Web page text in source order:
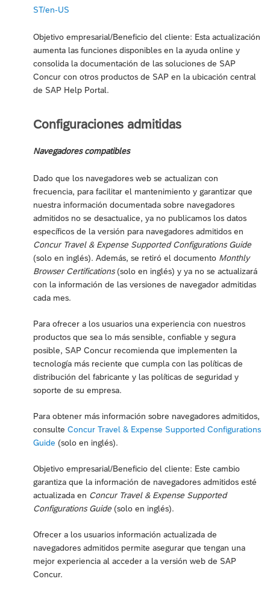
ST/en-US
Objetivo empresarial/Beneficio del cliente: Esta actualización
aumenta las funciones disponibles en la ayuda online y
consolida la documentación de las soluciones de SAP
Concur con otros productos de SAP en la ubicación central
de SAP Help Portal.
Configuraciones admitidas
Navegadores compatibles
Dado que los navegadores web se actualizan con
frecuencia, para facilitar el mantenimiento y garantizar que
nuestra información documentada sobre navegadores
admitidos no se desactualice, ya no publicamos los datos
específicos de la versión para navegadores admitidos en
Concur Travel & Expense Supported Configurations Guide
(solo en inglés). Además, se retiró el documento Monthly
Browser Certifications(solo en inglés) y ya no se actualizará
con la información de las versiones de navegador admitidas
cada mes.
Para ofrecer a los usuarios una experiencia con nuestros
productos que sea lo más sensible, confiable y segura
posible, SAP Concur recomienda que implementen la
tecnología más reciente que cumpla con las políticas de
distribución del fabricante y las políticas de seguridad y
soporte de su empresa.
Para obtener más información sobre navegadores admitidos,
consulte Concur Travel & Expense Supported Configurations
Guide (solo en inglés).
Objetivo empresarial/Beneficio del cliente: Este cambio
garantiza que la información de navegadores admitidos esté
actualizada en Concur Travel & Expense Supported
Configurations Guide (solo en inglés).
Ofrecer a los usuarios información actualizada de
navegadores admitidos permite asegurar que tengan una
mejor experiencia al acceder a la versión web de SAP
Concur.